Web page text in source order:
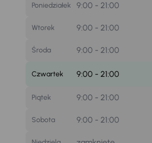
Poniedziałek 9:00 - 21:00
Wtorek 9:00 - 21:00
Środa 9:00 - 21:00
Czwartek 9:00 - 21:00
Piątek 9:00 - 21:00
Sobota 9:00 - 21:00